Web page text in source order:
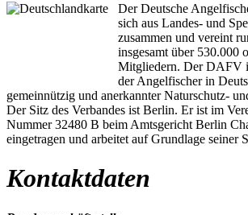
Der Deutsche
sich aus Landes- und
zusammen und vereint
insgesamt über 530.000
Mitgliedern. Der DAFV
der Angelfischer in
gemeinnützig und anerkannter Naturschutz-
Der Sitz des Verbandes ist Berlin. Er ist im
Nummer 32480 B beim Amtsgericht Berlin
eingetragen und arbeitet auf Grundlage seiner
Kontaktdaten